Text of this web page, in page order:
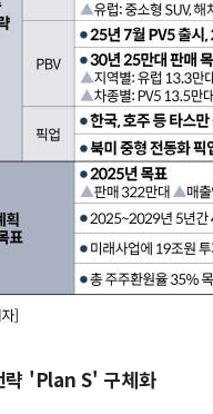
'Plan S' 구체화